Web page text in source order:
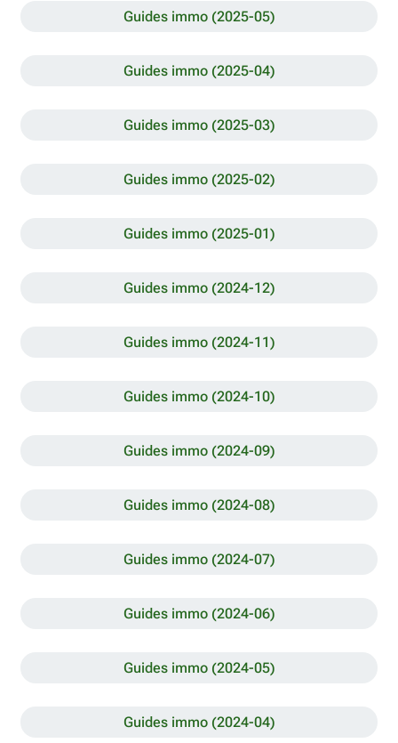
Guides immo (2025-05)
Guides immo (2025-04)
Guides immo (2025-03)
Guides immo (2025-02)
Guides immo (2025-01)
Guides immo (2024-12)
Guides immo (2024-11)
Guides immo (2024-10)
Guides immo (2024-09)
Guides immo (2024-08)
Guides immo (2024-07)
Guides immo (2024-06)
Guides immo (2024-05)
Guides immo (2024-04)